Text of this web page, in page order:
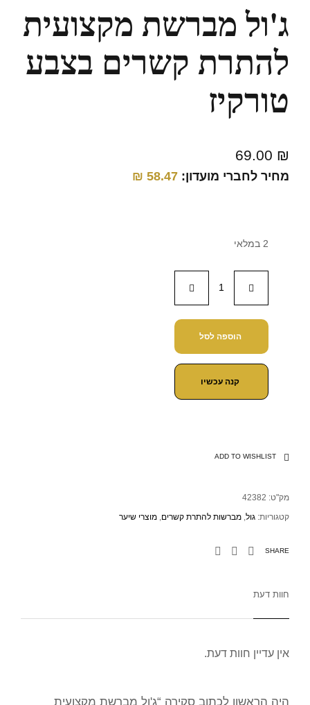
ג'ול מברשת מקצועית
להתרת קשרים בצבע
טורקיז
69.00 ₪
מחיר לחברי מועדון: 58.47
₪
2 במלאי
הוספה לסל
קנה עכשיו
ADD TO WISHLIST
מק"ט: 42382
קטגוריות: גול, מברשות להתרת קשרים, מוצרי שיער
SHARE
חוות דעת
אין עדיין חוות דעת.
היה הראשון לכתוב סקירה “ג'ול מברשת מקצועית